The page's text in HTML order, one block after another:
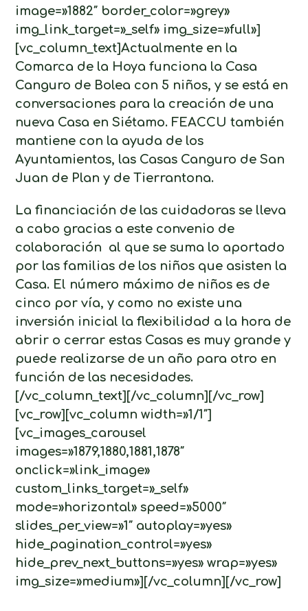
image=»1882″ border_color=»grey»
img_link_target=»_self» img_size=»full»]
[vc_column_text]Actualmente en la
Comarca de la Hoya funciona la Casa
Canguro de Bolea con 5 niños, y se está en
conversaciones para la creación de una
nueva Casa en Siétamo. FEACCU también
mantiene con la ayuda de los
Ayuntamientos, las Casas Canguro de San
Juan de Plan y de Tierrantona.
La financiación de las cuidadoras se lleva
a cabo gracias a este convenio de
colaboración al que se suma lo aportado
por las familias de los niños que asisten la
Casa. El número máximo de niños es de
cinco por vía, y como no existe una
inversión inicial la flexibilidad a la hora de
abrir o cerrar estas Casas es muy grande y
puede realizarse de un año para otro en
función de las necesidades.
[/vc_column_text][/vc_column][/vc_row]
[vc_row][vc_column width=»1/1″]
[vc_images_carousel
images=»1879,1880,1881,1878″
onclick=»link_image»
custom_links_target=»_self»
mode=»horizontal» speed=»5000″
slides_per_view=»1″ autoplay=»yes»
hide_pagination_control=»yes»
hide_prev_next_buttons=»yes» wrap=»yes»
img_size=»medium»][/vc_column][/vc_row]